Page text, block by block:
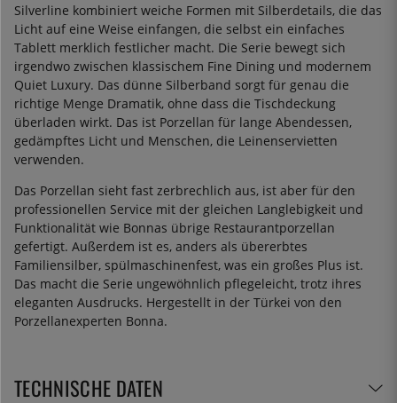
Silverline kombiniert weiche Formen mit Silberdetails, die das
Licht auf eine Weise einfangen, die selbst ein einfaches
Tablett merklich festlicher macht. Die Serie bewegt sich
irgendwo zwischen klassischem Fine Dining und modernem
Quiet Luxury. Das dünne Silberband sorgt für genau die
richtige Menge Dramatik, ohne dass die Tischdeckung
überladen wirkt. Das ist Porzellan für lange Abendessen,
gedämpftes Licht und Menschen, die Leinenservietten
verwenden.
Das Porzellan sieht fast zerbrechlich aus, ist aber für den
professionellen Service mit der gleichen Langlebigkeit und
Funktionalität wie Bonnas übrige Restaurantporzellan
gefertigt. Außerdem ist es, anders als übererbtes
Familiensilber, spülmaschinenfest, was ein großes Plus ist.
Das macht die Serie ungewöhnlich pflegeleicht, trotz ihres
eleganten Ausdrucks. Hergestellt in der Türkei von den
Porzellanexperten Bonna.
TECHNISCHE DATEN